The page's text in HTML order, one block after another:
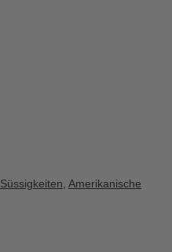
Süssigkeiten Amerikanische